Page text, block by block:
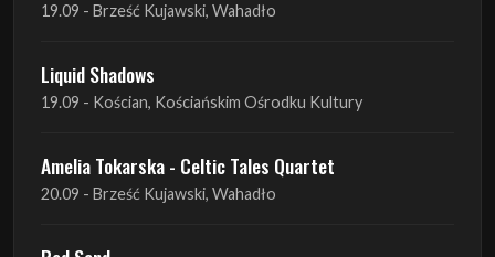
19.09 - Brześć Kujawski, Wahadło
Liquid Shadows
19.09 - Kościan, Kościańskim Ośrodku Kultury
Amelia Tokarska - Celtic Tales Quartet
20.09 - Brześć Kujawski, Wahadło